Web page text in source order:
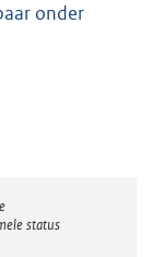
onder
status